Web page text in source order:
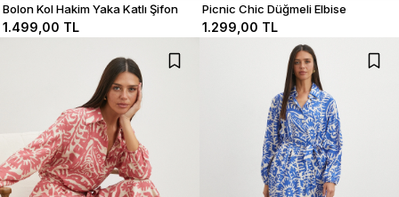
Bolon Kol Hakim Yaka Katlı Şifon
Elbise
1.499,00 TL
Picnic Chic Düğmeli Elbise
1.299,00 TL